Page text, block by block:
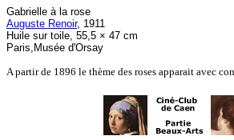
Gabrielle à la rose
Auguste Renoir, 1911
Huile sur toile, 55,5 × 47 cm
Paris,Musée d'Orsay
A partir de 1896 le thème des roses apparait avec